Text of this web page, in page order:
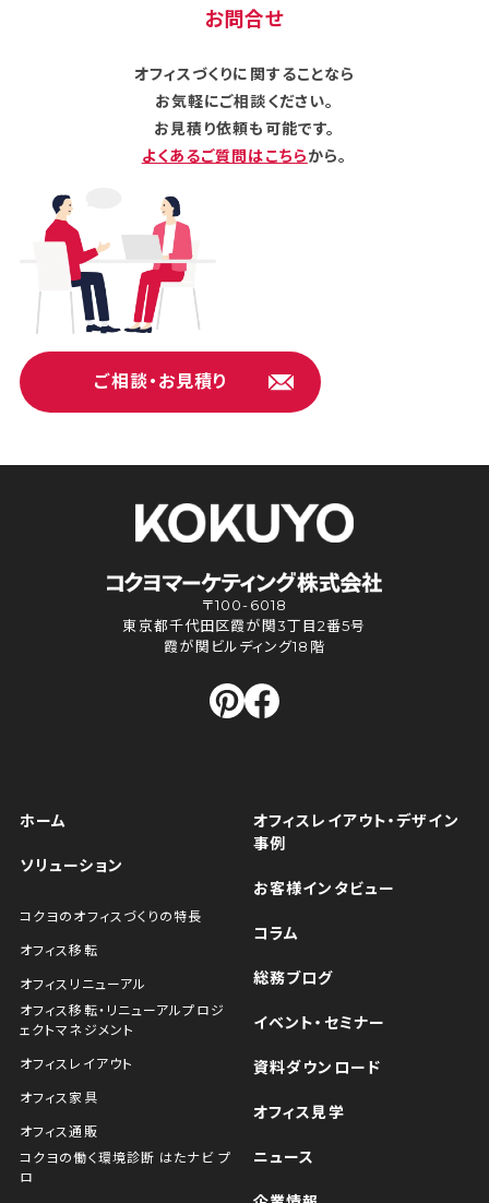
お問合せ
オフィスづくりに関することなら
お気軽にご相談ください。
お見積り依頼も可能です。
よくあるご質問はこちらから。
ご相談・お見積り
〒100-6018
東京都千代田区霞が関3丁目2番5号
霞が関ビルディング18階
ホーム
ソリューション
コクヨのオフィスづくりの特長
オフィス移転
オフィスリニューアル
オフィス移転・リニューアルプロジ
ェクトマネジメント
オフィスレイアウト
オフィス家具
オフィス通販
コクヨの働く環境診断 はたナビ プ
ロ
オフィスレイアウト・デザイン
事例
お客様インタビュー
コラム
総務ブログ
イベント・セミナー
資料ダウンロード
オフィス見学
ニュース